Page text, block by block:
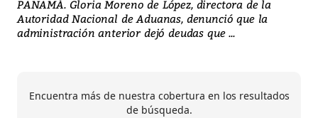
PANAMÁ. Gloria Moreno de López, directora de la
Autoridad Nacional de Aduanas, denunció que la
administración anterior dejó deudas que ...
Encuentra más de nuestra cobertura en los resultados
de búsqueda.